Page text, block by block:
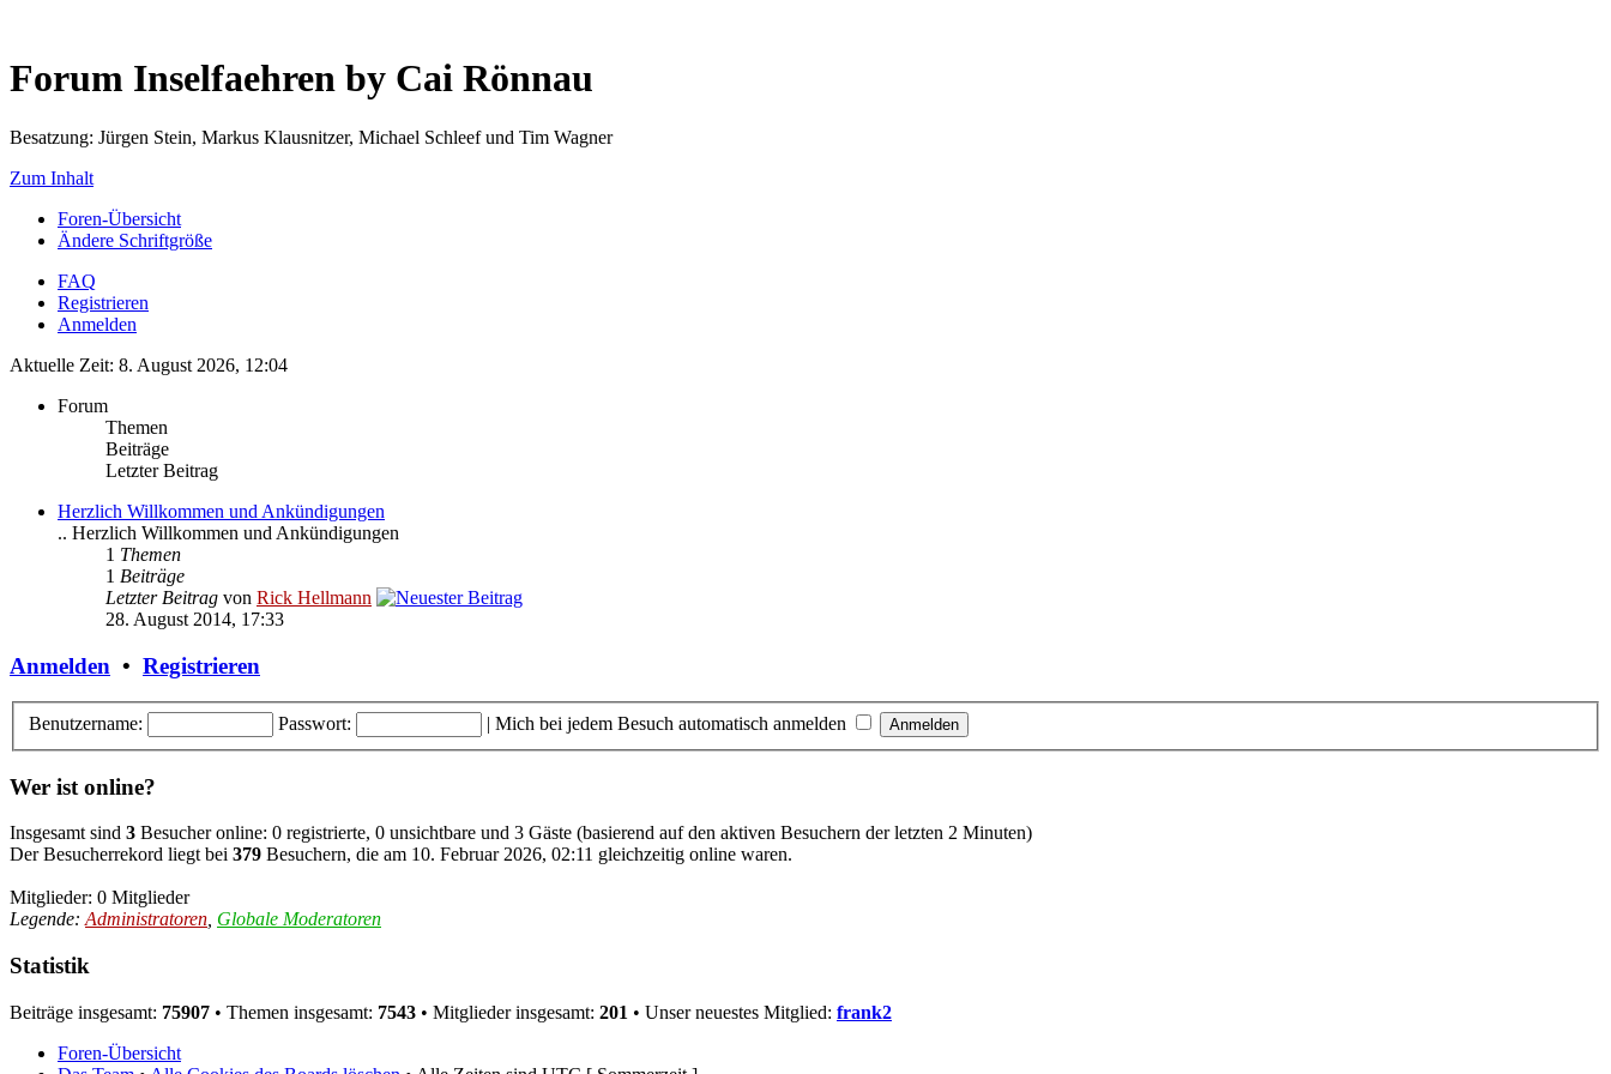
Forum Inselfaehren by Cai Rönnau
Besatzung: Jürgen Stein, Markus Klausnitzer, Michael Schleef und Tim Wagner
Zum Inhalt
Foren-Übersicht
Ändere Schriftgröße
FAQ
Registrieren
Anmelden
Aktuelle Zeit: 8. August 2026, 12:04
Forum
Themen
Beiträge
Letzter Beitrag
Herzlich Willkommen und Ankündigungen
.. Herzlich Willkommen und Ankündigungen
1 Themen
1 Beiträge
Letzter Beitrag von Rick Hellmann
28. August 2014, 17:33
Anmelden • Registrieren
Benutzername: Passwort: | Mich bei jedem Besuch automatisch anmelden
Wer ist online?
Insgesamt sind 3 Besucher online: 0 registrierte, 0 unsichtbare und 3 Gäste (basierend auf den aktiven Besuchern der letzten 2 Minuten)
Der Besucherrekord liegt bei 379 Besuchern, die am 10. Februar 2026, 02:11 gleichzeitig online waren.
Mitglieder: 0 Mitglieder
Legende: Administratoren Globale Moderatoren
Statistik
Beiträge insgesamt: 75907 • Themen insgesamt: 7543 • Mitglieder insgesamt: 201 • Unser neuestes Mitglied: frank2
Foren-Übersicht